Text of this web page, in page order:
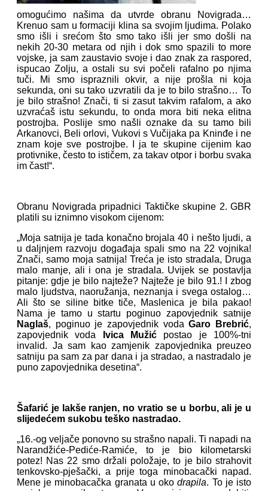
omogućimo našima da utvrde obranu Novigrada…
Krenuo sam u formaciji klina sa svojim ljudima. Polako
smo išli i srećom što smo tako išli jer smo došli na
nekih 20-30 metara od njih i dok smo spazili to more
vojske, ja sam zaustavio svoje i dao znak za raspored,
ispucao Zolju, a ostali su svi počeli rafalno po njima
tuči. Mi smo ispraznili okvir, a nije prošla ni koja
sekunda, oni su tako uzvratili da je to bilo strašno… To
je bilo strašno! Znači, ti si zasut takvim rafalom, a ako
uzvraćaš istu sekundu, to onda mora biti neka elitna
postrojba. Poslije smo našli oznake da su tamo bili
Arkanovci, Beli orlovi, Vukovi s Vučijaka pa Kninđe i ne
znam koje sve postrojbe. I ja te skupine cijenim kao
protivnike, često to ističem, za takav otpor i borbu svaka
im čast!“.
Obranu Novigrada pripadnici Taktičke skupine 2. GBR
platili su iznimno visokom cijenom:
„Moja satnija je tada konačno brojala 40 i nešto ljudi, a
u daljnjem razvoju događaja spali smo na 22 vojnika!
Znači, samo moja satnija! Treća je isto stradala, Druga
malo manje, ali i ona je stradala. Uvijek se postavlja
pitanje: gdje je bilo najteže? Najteže je bilo 91.! I zbog
malo ljudstva, naoružanja, neznanja i svega ostalog…
Ali što se siline bitke tiče, Maslenica je bila pakao!
Nama je tamo u startu poginuo zapovjednik satnije
Naglaš, poginuo je zapovjednik vodaGaro Brebrić,
zapovjednik voda
Ivica Mužić postao je 100%-tni
invalid. Ja sam kao zamjenik zapovjednika preuzeo
satniju pa sam za par dana i ja stradao, a nastradalo je
puno zapovjednika desetina“.
Šafarić je lakše ranjen, no vratio se u borbu, ali je u
slijedećem sukobu teško nastradao.
„16.-og veljače ponovno su strašno napali. Ti napadi na
Narandžiće-Pediće-Ramiće, to je bio kilometarski
potez! Nas 22 smo držali položaje, to je bilo strahovit
tenkovsko-pješački, a prije toga minobacački napad.
Mene je minobacačka granata u okodrapila. To je isto